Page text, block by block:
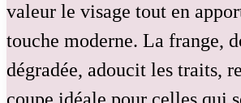
valeur le visage tout en
touche moderne. La frange,
dégradée, adoucit les traits,